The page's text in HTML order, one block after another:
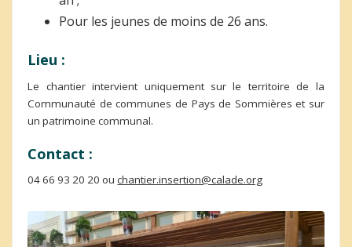
Pour les jeunes de moins de 26 ans.
Lieu :
Le chantier intervient uniquement sur le territoire de la
Communauté de communes de Pays de Sommières et sur
un patrimoine communal.
Contact :
04 66 93 20 20 ouchantier.insertion@calade.org